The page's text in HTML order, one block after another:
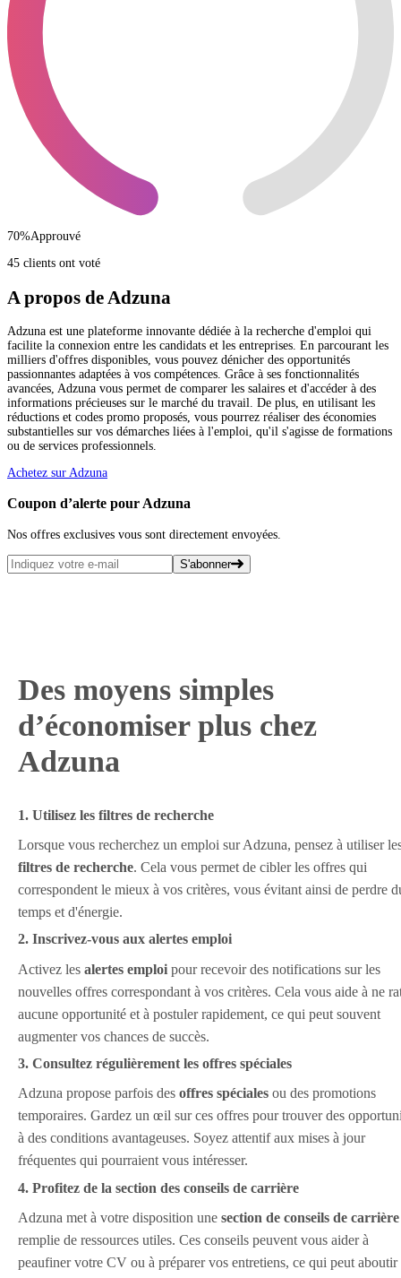
70%Approuvé
45 clients ont voté
A propos de Adzuna
Adzuna est une plateforme innovante dédiée à la recherche d'emploi qui
facilite la connexion entre les candidats et les entreprises. En parcourant les
milliers d'offres disponibles, vous pouvez dénicher des opportunités
passionnantes adaptées à vos compétences. Grâce à ses fonctionnalités
avancées, Adzuna vous permet de comparer les salaires et d'accéder à des
informations précieuses sur le marché du travail. De plus, en utilisant les
réductions et codes promo proposés, vous pourrez réaliser des économies
substantielles sur vos démarches liées à l'emploi, qu'il s'agisse de formations
ou de services professionnels.
Achetez sur Adzuna
Coupon d’alerte pour Adzuna
Nos offres exclusives vous sont directement envoyées.
S'abonner
Des moyens simples
d’économiser plus chez
Adzuna
1. Utilisez les filtres de recherche
Lorsque vous recherchez un emploi sur Adzuna, pensez à utiliser
filtres de recherche. Cela vous permet de cibler les offres qui
correspondent le mieux à vos critères, vous évitant ainsi de perdre
temps et d'énergie.
2. Inscrivez-vous aux alertes emploi
Activez les alertes emploi pour recevoir des notifications sur les
nouvelles offres correspondant à vos critères. Cela vous aide à ne
aucune opportunité et à postuler rapidement, ce qui peut souvent
augmenter vos chances de succès.
3. Consultez régulièrement les offres spéciales
Adzuna propose parfois des offres spéciales ou des promotions
temporaires. Gardez un œil sur ces offres pour trouver des
à des conditions avantageuses. Soyez attentif aux mises à jour
fréquentes qui pourraient vous intéresser.
4. Profitez de la section des conseils de carrière
Adzuna met à votre disposition une section de conseils de carrière
remplie de ressources utiles. Ces conseils peuvent vous aider à
peaufiner votre CV ou à préparer vos entretiens, ce qui peut aboutir